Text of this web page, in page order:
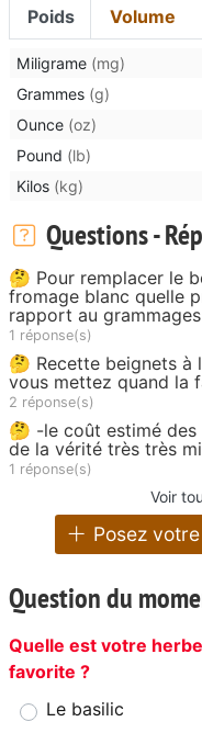
Poids Volume
Miligrame (mg)
Grammes (g)
Ounce (oz)
Pound (lb)
Kilos (kg)
Questions -
🤔 Pour remplacer le
fromage blanc quelle
rapport au
1 réponse(s)
🤔 Recette beignets à
vous mettez quand la
2 réponse(s)
🤔 -le coût estimé
de la vérité très très
1 réponse(s)
Voir
Posez
Question du
Quelle est votre
favorite ?
Le basilic